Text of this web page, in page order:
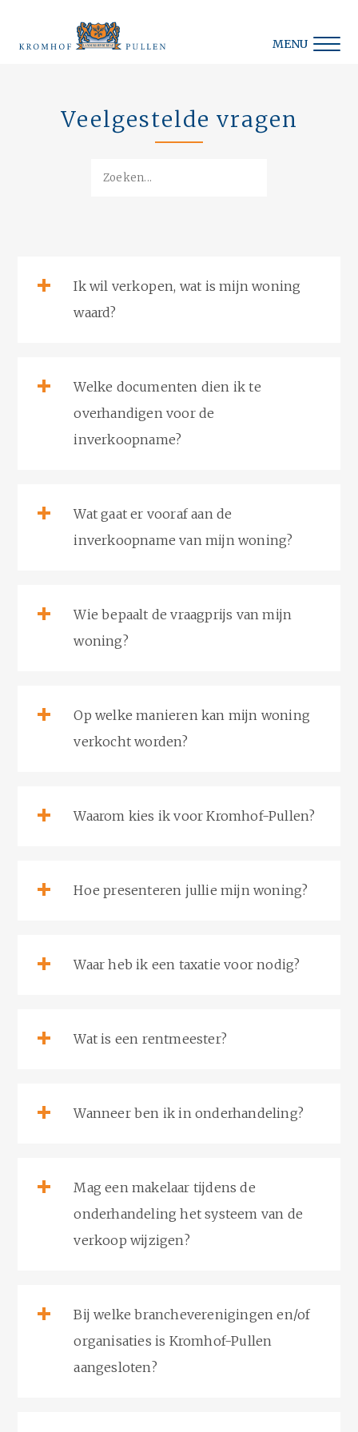
MENU
Veelgestelde vragen
Ik wil verkopen, wat is mijn woning
waard?
Welke documenten dien ik te
overhandigen voor de
inverkoopname?
Wat gaat er vooraf aan de
inverkoopname van mijn woning?
Wie bepaalt de vraagprijs van mijn
woning?
Op welke manieren kan mijn woning
verkocht worden?
Waarom kies ik voor Kromhof-Pullen?
Hoe presenteren jullie mijn woning?
Waar heb ik een taxatie voor nodig?
Wat is een rentmeester?
Wanneer ben ik in onderhandeling?
Mag een makelaar tijdens de
onderhandeling het systeem van de
verkoop wijzigen?
Bij welke brancheverenigingen en/of
organisaties is Kromhof-Pullen
aangesloten?